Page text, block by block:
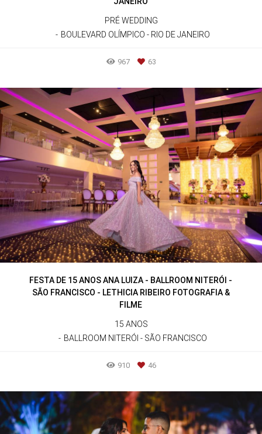
PRÉ WEDDING
BOULEVARD OLÍMPICO - RIO DE JANEIRO
967 63
FESTA DE 15 ANOS ANA LUIZA - BALLROOM NITERÓI -
SÃO FRANCISCO - LETHICIA RIBEIRO FOTOGRAFIA &
FILME
15 ANOS
BALLROOM NITERÓI - SÃO FRANCISCO
910 46